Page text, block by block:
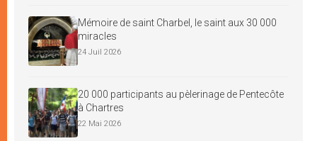
Mémoire de saint Charbel, le saint aux 30 000
miracles
24 Juil 2026
20 000 participants au pèlerinage de Pentecôte
à Chartres
22 Mai 2026